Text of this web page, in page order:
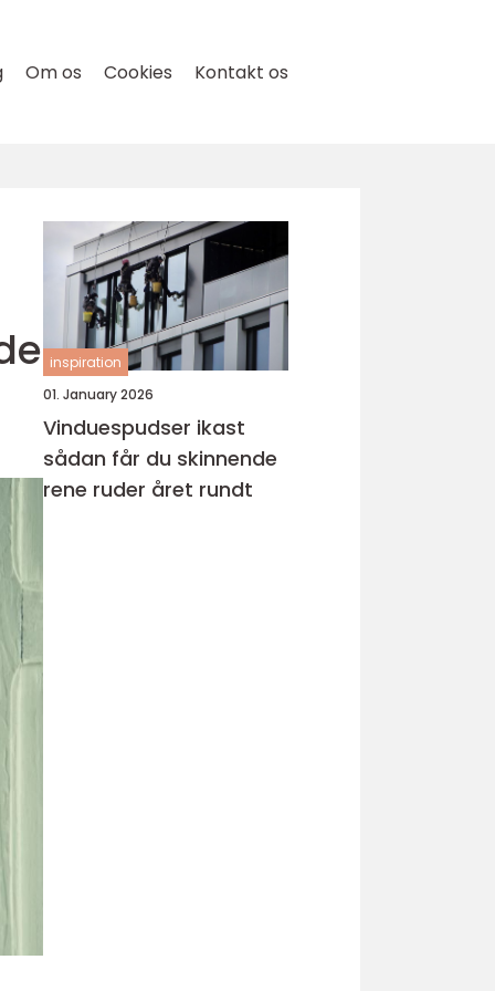
Om os Cookies Kontakt os
inspiration
01. January 2026
Vinduespudser ikast
sådan får du skinnende
rene ruder året rundt